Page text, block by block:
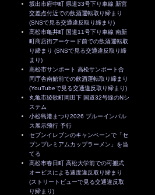
坂出市府中町 県道33号下り車線 新宮
交差点付近での飲酒運転取り締まり
(SNSで見る交通違反取り締まり)
高松市亀井町 国道11号下り車線 南新
町商店街アーケード前での飲酒運転取
り締まり (SNSで見る交通違反取り締
まり)
高松市サンポート 高松サンポート合
同庁舎南館前での飲酒運転取り締まり
(YouTubeで見る交通違反取り締まり)
丸亀市綾歌町岡田下 国道32号線のNシ
ステム
小松島港まつり2026 ブルーインパル
ス展示飛行 予行
セブンイレブンのキャンペーンで「セ
ブンプレミアムカップラーメン」を当
てる
高松市春日町 高松大学前での可搬式
オービスによる速度違反取り締まり
(ストリートビューで見る交通違反取
り締まり)